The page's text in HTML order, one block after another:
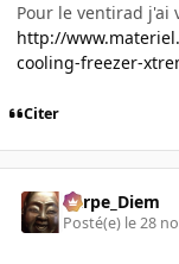
Pour le ventirad j'ai
http://
cooling-freezer-
Citer
Carpe_Diem
Posté(e) le 28